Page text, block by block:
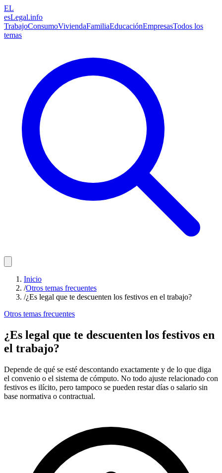
EL
esLegal.info
TrabajoConsumoViviendaFamiliaEducaciónEmpresasTodos los
temas
Inicio
/Otros temas frecuentes
/¿Es legal que te descuenten los festivos en el trabajo?
Otros temas frecuentes
¿Es legal que te descuenten los festivos en
el trabajo?
Depende de qué se esté descontando exactamente y de lo que diga
el convenio o el sistema de cómputo. No todo ajuste relacionado con
festivos es ilícito, pero tampoco se pueden restar días o salario sin
base normativa o contractual.